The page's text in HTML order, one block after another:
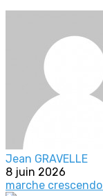
Jean GRAVELLE
8 juin 2026
marche crescendo